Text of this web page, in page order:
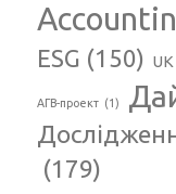
ESG (150)
АГВ-проект (1)
(179)